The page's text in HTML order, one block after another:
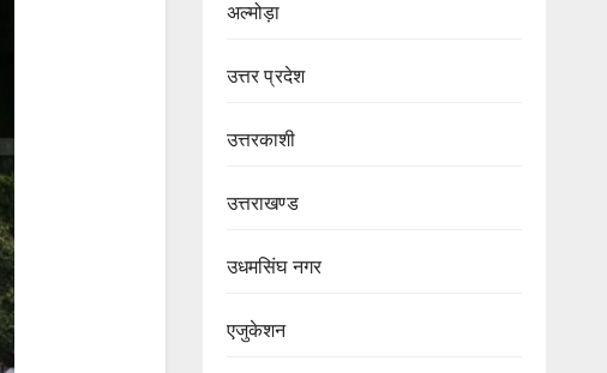
अल्मोड़ा
उत्तर प्रदेश
उत्तरकाशी
उत्तराखण्ड
उधमसिंघ नगर
एजुकेशन